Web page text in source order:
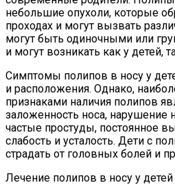
небольшие опухоли, которые
проходах и могут вызвать
могут быть одиночными или
и могут возникать как у детей,
Симптомы полипов в носу у
и расположения. Однако,
признаками наличия полипов
заложенность носа, нарушение
частые простуды, постоянное
слабость и усталость. Дети с
страдать от головных болей и
Лечение полипов в носу у